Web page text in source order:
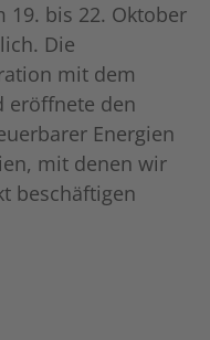
19. bis 22. Oktober
Die
mit dem
eröffnete den
Energien
mit denen wir
beschäftigen